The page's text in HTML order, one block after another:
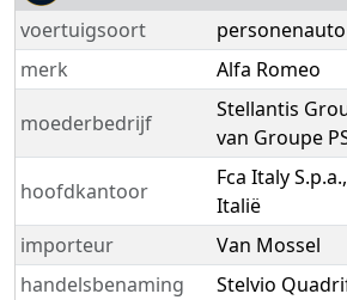
voertuigsoort
personenauto
merk
Alfa Romeo
moederbedrijf
Stellantis
van Groupe
hoofdkantoor
Fca Italy
Italië
importeur
Van Mossel
handelsbenaming
Stelvio